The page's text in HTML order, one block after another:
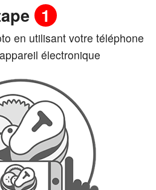
1
en utilisant votre téléphone
électronique